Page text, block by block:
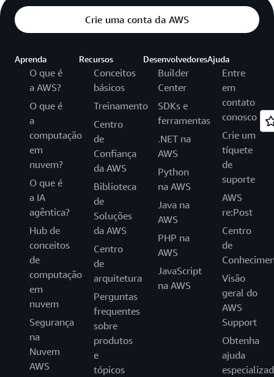
Crie uma conta da AWS
Aprenda
O que é
a AWS?
O que é
a
computação
em
nuvem?
O que é
a IA
agêntica?
Hub de
conceitos
de
computação
em
nuvem
Segurança
na
Nuvem
AWS
Recursos
Conceitos
básicos
Treinamento
Centro
de
Confiança
da AWS
Biblioteca
de
Soluções
da AWS
Centro
de
arquitetura
Perguntas
frequentes
sobre
produtos
e
tópicos
Desenvolvedores
Builder
Center
SDKs e
ferramentas
.NET na
AWS
Python
na AWS
Java na
AWS
PHP na
AWS
JavaScript
na AWS
Ajuda
Entre
em
contato
conosco
Crie um
tíquete
de
suporte
AWS
re:Post
Centro
de
Visão
geral do
AWS
Support
Obtenha
ajuda